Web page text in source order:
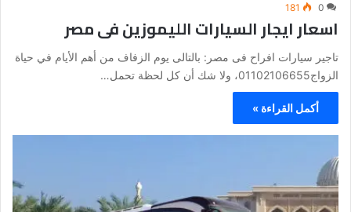
0
181
اسعار ايجار السيارات الليموزين فى مصر
تاجير سيارات افراح فى مصر: بالتالى يوم الزفاف من أهم الأيام في حياة
الزواج01102106655، ولا شك أن كل لحظة تحمل…
أكمل القراءة »